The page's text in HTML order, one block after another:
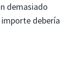
demasiado
debería